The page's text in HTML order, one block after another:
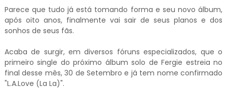
Parece que tudo já está tomando forma e seu novo álbum,
após oito anos, finalmente vai sair de seus planos e dos
sonhos de seus fãs.
Acaba de surgir, em diversos fóruns especializados, que o
primeiro single do próximo álbum solo de Fergie estreia no
final desse mês, 30 de Setembro e já tem nome confirmado
"L.A.Love (La La)".